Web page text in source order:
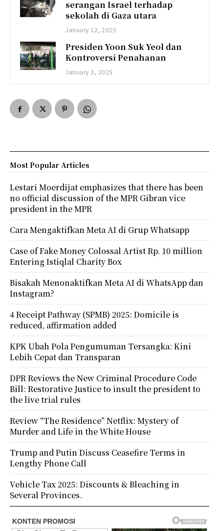
serangan Israel terhadap
sekolah di Gaza utara
January 12, 2025
Presiden Yoon Suk Yeol dan
Kontroversi Penahanan
January 3, 2025
Most Popular Articles
Lestari Moerdijat emphasizes that there has been
no official discussion of the MPR Gibran vice
president in the MPR
Cara Mengaktifkan Meta AI di Grup Whatsapp
Case of Fake Money Colossal Artist Rp. 10 million
Entering Istiqlal Charity Box
Bisakah Menonaktifkan Meta AI di WhatsApp dan
Instagram?
4 Receipt Pathway (SPMB) 2025: Domicile is
reduced, affirmation added
KPK Ubah Pola Pengumuman Tersangka: Kini
Lebih Cepat dan Transparan
DPR Reviews the New Criminal Procedure Code
Bill: Restorative Justice to insult the president to
the live trial rules
Review “The Residence” Netflix: Mystery of
Murder and Life in the White House
Trump and Putin Discuss Ceasefire Terms in
Lengthy Phone Call
Vehicle Tax 2025: Discounts & Bleaching in
Several Provinces.